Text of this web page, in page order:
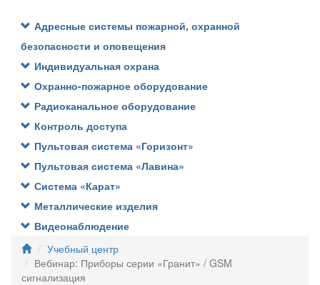
Адресные системы пожарной, охранной
безопасности и оповещения
Индивидуальная охрана
Охранно-пожарное оборудование
Радиоканальное оборудование
Контроль доступа
Пультовая система «Горизонт»
Пультовая система «Лавина»
Система «Карат»
Металлические изделия
Видеонаблюдение
Учебный центр
Вебинар: Приборы серии «Гранит» / GSM
сигнализация